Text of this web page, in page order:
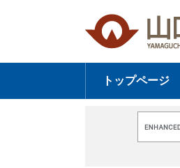
の
頭
ー
飛
トップページ
o